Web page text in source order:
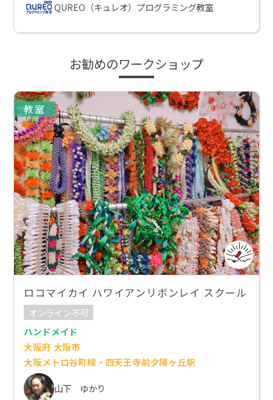
QUREO（キュレオ）プログラミング教室
お勧めのワークショップ
教室
ロコマイカイ ハワイアンリボンレイ スクール
オンライン不可
ハンドメイド
大阪府 大阪市
大阪メトロ谷町線・四天王寺前夕陽ヶ丘駅
山下 ゆかり